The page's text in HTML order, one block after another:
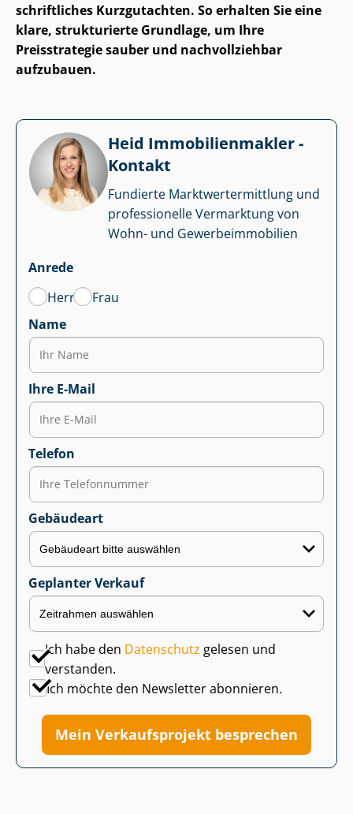
schriftliches Kurzgutachten. So erhalten Sie eine
klare, strukturierte Grundlage, um Ihre
Preisstrategie sauber und nachvollziehbar
aufzubauen.
Heid Im­mo­bi­li­en­mak­ler -
Kontakt
Fundierte Markt­wert­ermitt­lung und
professionelle Vermarktung von
Wohn- und Ge­wer­be­im­mo­bi­li­en
Anrede
Herr
Frau
Name
Ihre E-Mail
Telefon
Gebäudeart
Geplanter Verkauf
Ich habe den Datenschutz gelesen und
verstanden.
Ich möchte den Newsletter abonnieren.
Mein Verkaufsprojekt besprechen